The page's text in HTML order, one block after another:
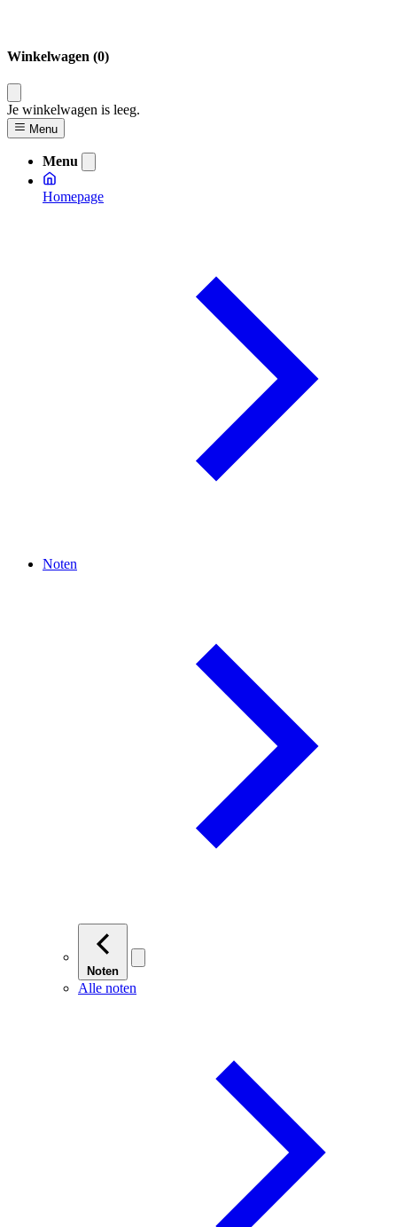
Winkelwagen (0)
Je winkelwagen is leeg.
Menu
Menu
Homepage
Noten
Noten
Alle noten